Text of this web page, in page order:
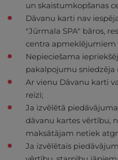
un skaistumkopšanas
Dāvanu karti nav
"Jūrmala SPA" bāros,
centra
Nepieciešama
pakalpojumu
Ar vienu Dāvanu karti
reizi;
Ja izvēlētā
dāvanu kartes vērtību,
maksātājam netiek
Ja izvēlētais